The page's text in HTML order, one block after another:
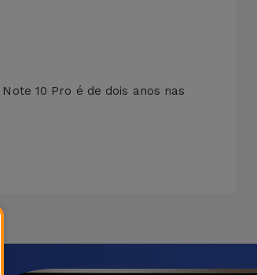
10 Pro é de dois anos nas